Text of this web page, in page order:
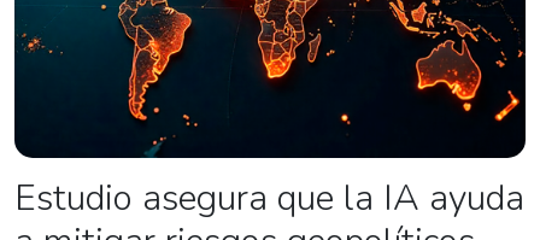
Estudio asegura que la IA ayuda